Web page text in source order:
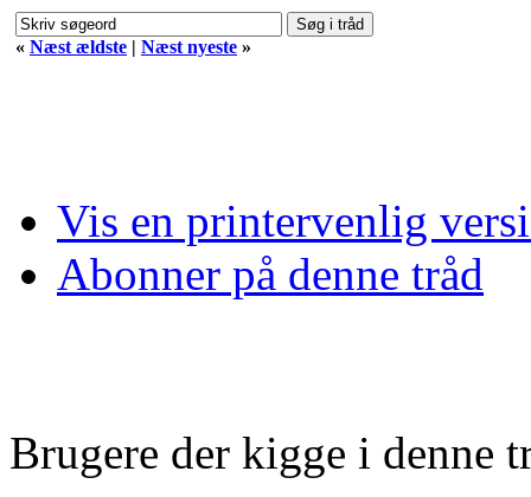
« Næst ældste | Næst nyeste »
Vis en printervenlig
Abonner på denne tråd
Brugere der kigge i denne